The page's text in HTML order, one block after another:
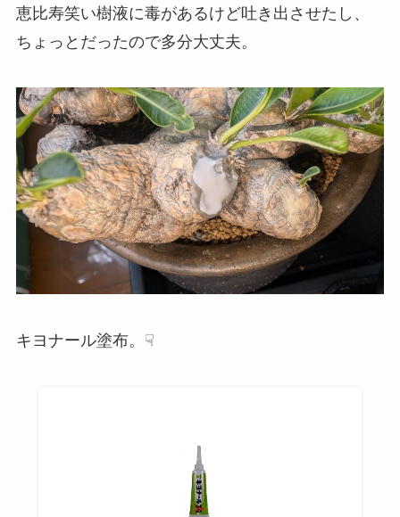
恵比寿笑い樹液に毒があるけど吐き出させたし、
ちょっとだったので多分大丈夫。
キヨナール塗布。☟